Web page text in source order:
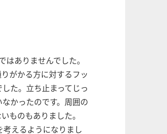
ありませんでした。
がかる方に対するフッ
た。立ち止まってじっ
かったのです。周囲の
ものもありました。
えるようになりまし